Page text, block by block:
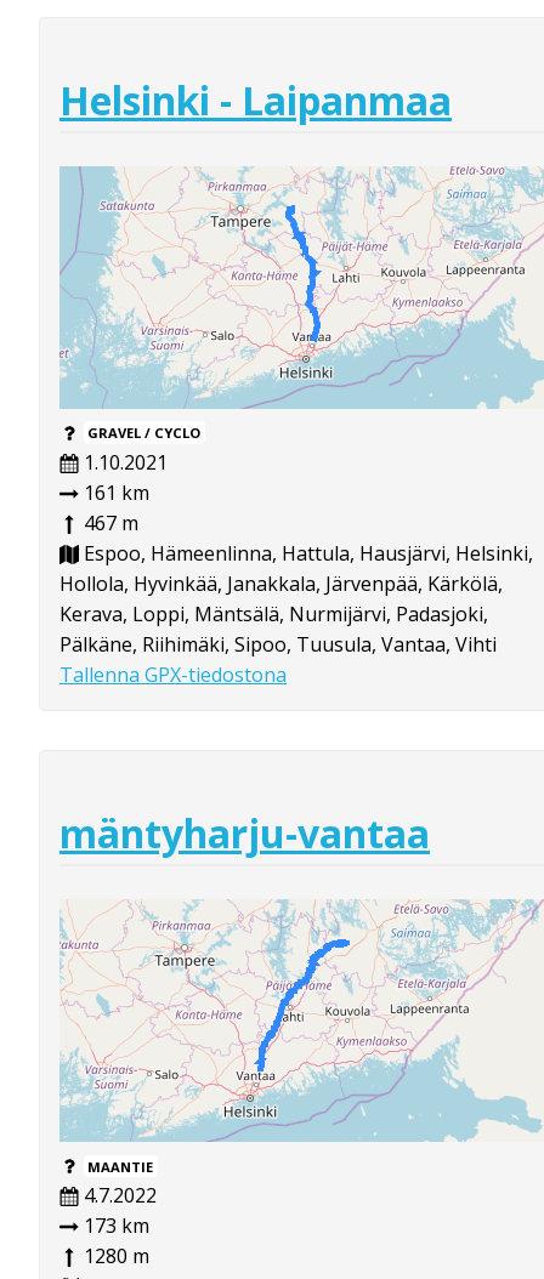
Helsinki - Laipanmaa
GRAVEL / CYCLO
1.10.2021
161 km
467 m
Espoo, Hämeenlinna, Hattula, Hausjärvi, Helsinki,
Hollola, Hyvinkää, Janakkala, Järvenpää, Kärkölä,
Kerava, Loppi, Mäntsälä, Nurmijärvi, Padasjoki,
Pälkäne, Riihimäki, Sipoo, Tuusula, Vantaa, Vihti
Tallenna GPX-tiedostona
mäntyharju-vantaa
MAANTIE
4.7.2022
173 km
1280 m